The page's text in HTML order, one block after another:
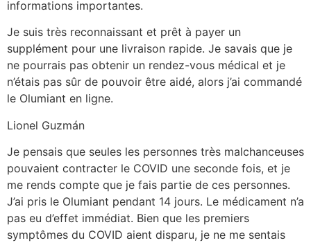
informations importantes.
Je suis très reconnaissant et prêt à payer un
supplément pour une livraison rapide. Je savais que je
ne pourrais pas obtenir un rendez-vous médical et je
n’étais pas sûr de pouvoir être aidé, alors j’ai commandé
le Olumiant en ligne.
Lionel Guzmán
Je pensais que seules les personnes très malchanceuses
pouvaient contracter le COVID une seconde fois, et je
me rends compte que je fais partie de ces personnes.
J’ai pris le Olumiant pendant 14 jours. Le médicament n’a
pas eu d’effet immédiat. Bien que les premiers
symptômes du COVID aient disparu, je ne me sentais